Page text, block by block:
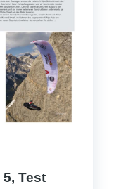
Test